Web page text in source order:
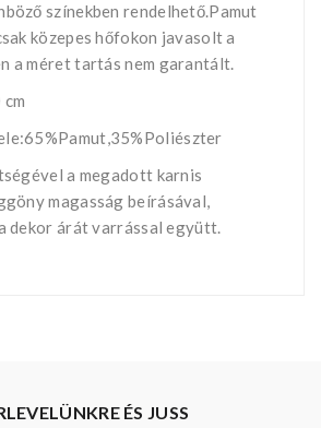
színekben rendelhető.Pamut
közepes hőfokon javasolt a
a méret tartás nem garantált.
a megadott karnis
magasság beírásával,
dekor árát varrással együtt.
ÉS JUSS